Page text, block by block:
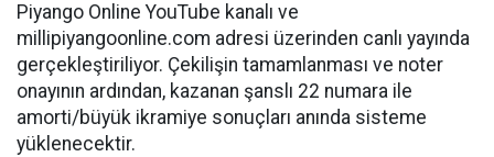
Piyango Online YouTube kanalı ve
millipiyangoonline.com adresi üzerinden canlı yayında
gerçekleştiriliyor. Çekilişin tamamlanması ve noter
onayının ardından, kazanan şanslı 22 numara ile
amorti/büyük ikramiye sonuçları anında sisteme
yüklenecektir.